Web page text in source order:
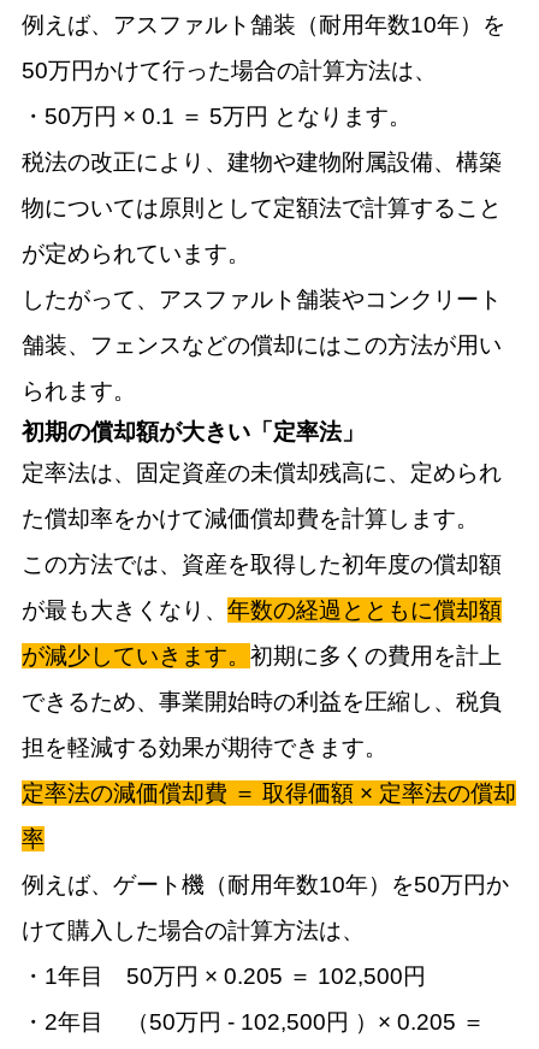
例えば、アスファルト舗装（耐用年数10年）を
50万円かけて行った場合の計算方法は、
・50万円 × 0.1 ＝ 5万円 となります。
税法の改正により、建物や建物附属設備、構築
物については原則として定額法で計算すること
が定められています。
したがって、アスファルト舗装やコンクリート
舗装、フェンスなどの償却にはこの方法が用い
られます。
初期の償却額が大きい「定率法」
定率法は、固定資産の未償却残高に、定められ
た償却率をかけて減価償却費を計算します。
この方法では、資産を取得した初年度の償却額
が最も大きくなり、 年数の経過とともに償却額
が減少していきます。 初期に多くの費用を計上
できるため、事業開始時の利益を圧縮し、税負
担を軽減する効果が期待できます。
定率法の減価償却費 ＝ 取得価額 × 定率法の償却
率
例えば、ゲート機（耐用年数10年）を50万円か
けて購入した場合の計算方法は、
・1年目 50万円 × 0.205 ＝ 102,500円
・2年目 （50万円 - 102,500円 ）× 0.205 ＝